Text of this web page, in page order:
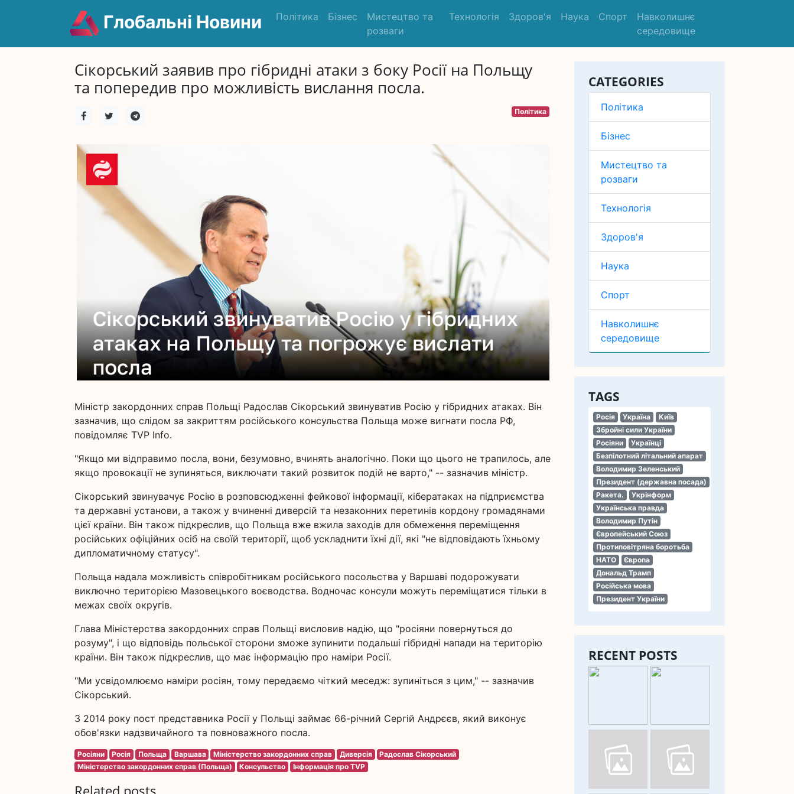
Глобальні Новини Політика Бізнес
Мистецтво та
розваги
Технологія Здоров'я Наука Спорт
Навколишнє
середовище
CATEGORIES
Політика
Бізнес
Мистецтво та
розваги
Технологія
Здоров'я
Наука
Спорт
Навколишнє
середовище
TAGS
Росія Україна
Київ
Збройні сили України
Росіяни
Українці
Безпілотний літальний апарат
Володимир Зеленський
Президент (державна посада)
Ракета.
Укрінформ
Українська правда
Володимир Путін
Європейський Союз
Протиповітряна боротьба
НАТО
Європа
Дональд Трамп
Російська мова
Президент України
RECENT POSTS
Сікорський заявив про гібридні атаки з боку Росії на Польщу
та попередив про можливість вислання посла.
Політика
Міністр закордонних справ Польщі Радослав Сікорський звинуватив Росію у гібридних атаках. Він
зазначив, що слідом за закриттям російського консульства Польща може вигнати посла РФ,
повідомляє TVP Info.
"Якщо ми відправимо посла, вони, безумовно, вчинять аналогічно. Поки що цього не трапилось, але
якщо провокації не зупиняться, виключати такий розвиток подій не варто," -- зазначив міністр.
Сікорський звинувачує Росію в розповсюдженні фейкової інформації, кібератаках на підприємства
та державні установи, а також у вчиненні диверсій та незаконних перетинів кордону громадянами
цієї країни. Він також підкреслив, що Польща вже вжила заходів для обмеження переміщення
російських офіційних осіб на своїй території, щоб ускладнити їхні дії, які "не відповідають їхньому
дипломатичному статусу".
Польща надала можливість співробітникам російського посольства у Варшаві подорожувати
виключно територією Мазовецького воєводства. Водночас консули можуть переміщатися тільки в
межах своїх округів.
Глава Міністерства закордонних справ Польщі висловив надію, що "росіяни повернуться до
розуму", і що відповідь польської сторони зможе зупинити подальші гібридні напади на територію
країни. Він також підкреслив, що має інформацію про наміри Росії.
"Ми усвідомлюємо наміри росіян, тому передаємо чіткий меседж: зупиніться з цим," -- зазначив
Сікорський.
З 2014 року пост представника Росії у Польщі займає 66-річний Сергій Андрєєв, який виконує
обов'язки надзвичайного та повноважного посла.
Росіяни Росія Польща Варшава Міністерство закордонних справ Диверсія
Радослав Сікорський
Міністерство закордонних справ (Польща)
Консульство Інформація про TVP